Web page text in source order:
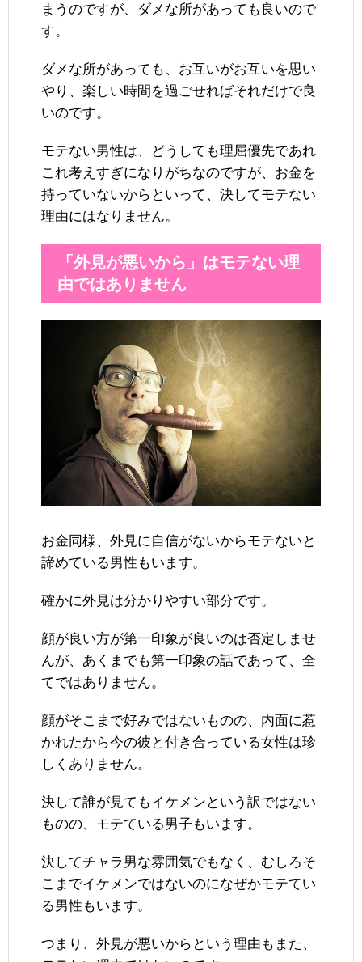
まうのですが、ダメな所があっても良いので
す。
ダメな所があっても、お互いがお互いを思い
やり、楽しい時間を過ごせればそれだけで良
いのです。
モテない男性は、どうしても理屈優先であれ
これ考えすぎになりがちなのですが、お金を
持っていないからといって、決してモテない
理由にはなりません。
「外見が悪いから」はモテない理
由ではありません
お金同様、外見に自信がないからモテないと
諦めている男性もいます。
確かに外見は分かりやすい部分です。
顔が良い方が第一印象が良いのは否定しませ
んが、あくまでも第一印象の話であって、全
てではありません。
顔がそこまで好みではないものの、内面に惹
かれたから今の彼と付き合っている女性は珍
しくありません。
決して誰が見てもイケメンという訳ではない
ものの、モテている男子もいます。
決してチャラ男な雰囲気でもなく、むしろそ
こまでイケメンではないのになぜかモテてい
る男性もいます。
つまり、外見が悪いからという理由もまた、